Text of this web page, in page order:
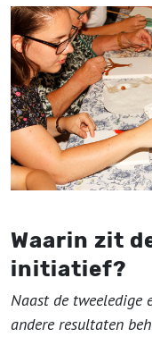
Waarin zit
initiatief?
Naast de tweeledige
andere resultaten